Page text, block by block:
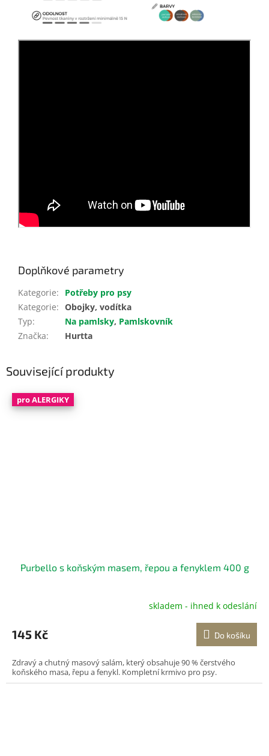
Doplňkové parametry
Kategorie:
Potřeby pro psy
Kategorie: Obojky, vodítka
Typ: Na pamlsky, Pamlskovník
Značka: Hurtta
Související produkty
pro ALERGIKY
Purbello s koňským masem, řepou a fenyklem 400 g
skladem - ihned k odeslání
145 Kč Do košíku
Zdravý a chutný masový salám, který obsahuje 90 % čerstvého
koňského masa, řepu a fenykl. Kompletní krmivo pro psy.